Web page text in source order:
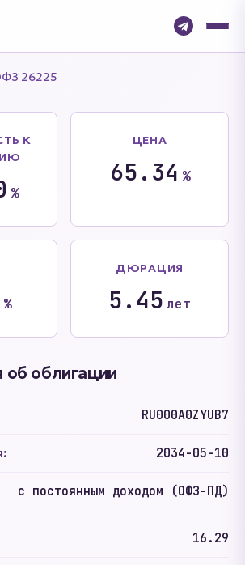
26225
К
%
ЦЕНА
65.34 %
%
ДЮРАЦИЯ
5.45 лет
облигации
RU000A0ZYUB7
2034-05-10
с постоянным доходом (ОФЗ-ПД)
16.29